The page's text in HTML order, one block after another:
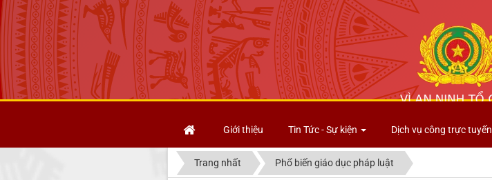
Giới thiệu
Tin Tức - Sự kiện Dịch vụ công trực tuyến
Trang nhất Phổ biến giáo dục pháp luật